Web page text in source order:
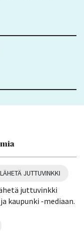
LÄHETÄ JUTTUVINKKI
juttuvinkki
kaupunki -mediaan.